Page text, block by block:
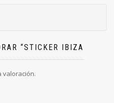
“STICKER IBIZA
valoración.